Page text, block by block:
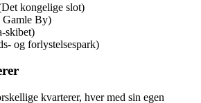
kongelige slot)
Gamle By)
skibet)
og forlystelsespark)
kvarterer, hver med sin egen